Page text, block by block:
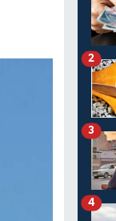
2
3
4